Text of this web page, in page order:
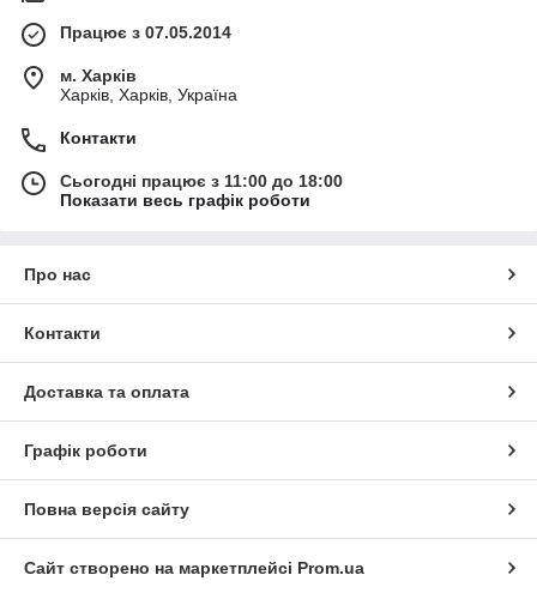
Працює з 07.05.2014
м. Харків
Харків, Харків, Україна
Контакти
Сьогодні працює з 11:00 до 18:00
Показати весь графік роботи
Про нас
Контакти
Доставка та оплата
Графік роботи
Повна версія сайту
Сайт створено на маркетплейсі Prom.ua